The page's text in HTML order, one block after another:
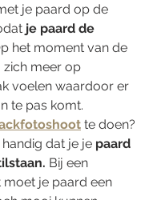
je paard op de
je paard de
het moment van de
meer op
voelen waardoor er
te pas komt.
te doen?
dat je je paard
Bij een
je paard een